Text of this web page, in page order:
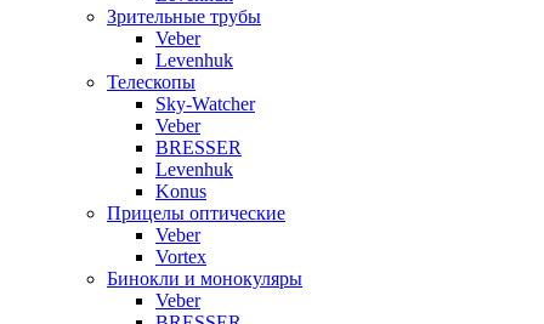
Зрительные трубы
Veber
Levenhuk
Телескопы
Sky-Watcher
Veber
BRESSER
Levenhuk
Konus
Прицелы оптические
Veber
Vortex
Бинокли и монокуляры
Veber